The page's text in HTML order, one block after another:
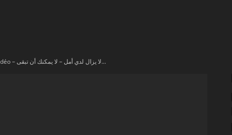
En vidéo – لا يزال لدي أمل – لا يمكنك أن تبقى...